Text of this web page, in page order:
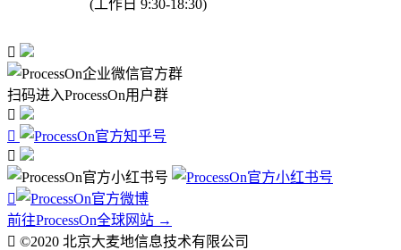
(工作日 9:30-18:30)

扫码进入ProcessOn用户群




前往ProcessOn全球网站 →
 ©2020 北京大麦地信息技术有限公司